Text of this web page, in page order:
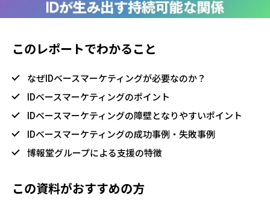
このレポートでわかること
なぜIDベースマーケティングが必要なのか？
IDベースマーケティングのポイント
IDベースマーケティングの障壁となりやすいポイント
IDベースマーケティングの成功事例・失敗事例
博報堂グループによる支援の特徴
この資料がおすすめの方